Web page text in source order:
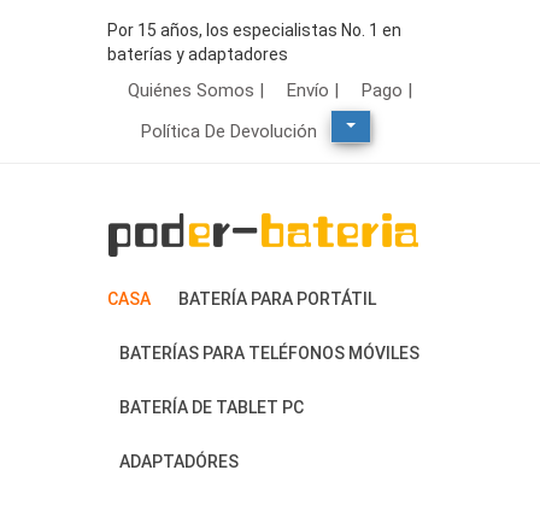
Por 15 años, los especialistas No. 1 en
baterías y adaptadores
Quiénes Somos | Envío |
Pago |
Política De Devolución
CASA BATERÍA PARA PORTÁTIL
BATERÍAS PARA TELÉFONOS MÓVILES
BATERÍA DE TABLET PC
ADAPTADÓRES